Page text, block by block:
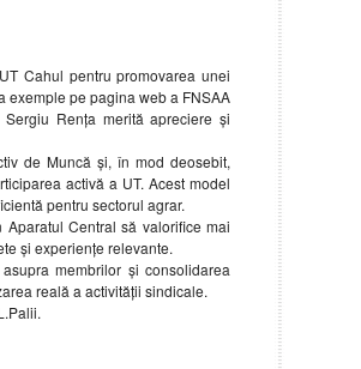
Cahul pentru promovarea unei
exemple pe pagina web a FNSAA
Rența merită apreciere și
de Muncă și, în mod deosebit,
activă a UT. Acest model
pentru sectorul agrar.
Central să valorifice mai
și experiențe relevante.
membrilor și consolidarea
reală a activității sindicale.